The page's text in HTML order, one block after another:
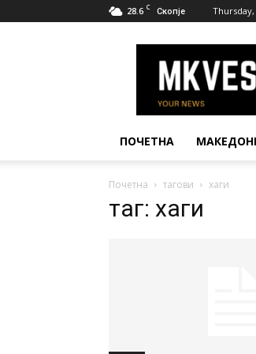
28.6 C Скопје Thursday,
Вести
ПОЧЕТНА
Почетна тагови хаги
таг: хаги